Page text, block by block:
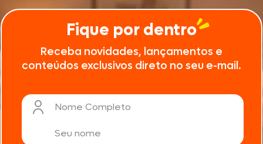
Fique por dentro
Receba novidades, lançamentos e
conteúdos exclusivos direto no seu e-mail.
Nome Completo